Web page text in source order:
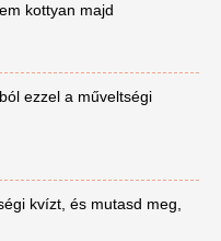
kottyan majd
ezzel a műveltségi
kvízt, és mutasd meg,